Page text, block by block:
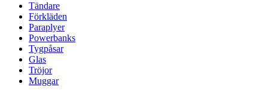
Tändare
Förkläden
Paraplyer
Powerbanks
Tygpåsar
Glas
Tröjor
Muggar